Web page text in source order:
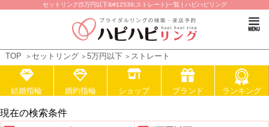
セットリング(5万円以下&#12539;ストレート)一覧 | ハピハピリング
TOP セットリング 5万円以下 ストレート
結婚指輪 婚約指輪 ショップ ブランド ランキング
現在の検索条件